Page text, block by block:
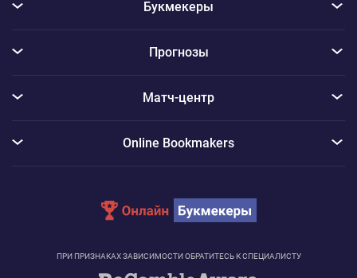
ПРИ ПРИЗНАКАХ ЗАВИСИМОСТИ ОБРАТИТЕСЬ К СПЕЦИАЛИСТУ
Букмекеры
Прогнозы
Матч-центр
Online Bookmakers